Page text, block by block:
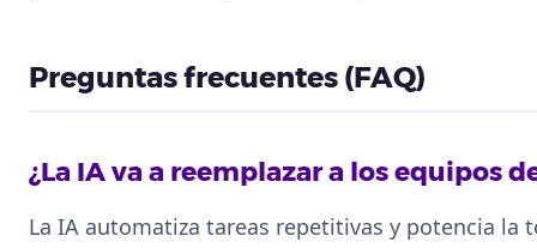
Preguntas frecuentes (FAQ)
¿La IA va a reemplazar a los equipos
La IA automatiza tareas repetitivas y potencia la